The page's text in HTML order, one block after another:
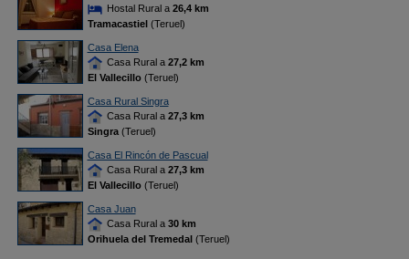
Hostal Rural a 26,4 km
Tramacastiel(Teruel)
Casa Elena
Casa Rural a 27,2 km
El Vallecillo(Teruel)
Casa Rural Singra
Casa Rural a 27,3 km
Singra(Teruel)
Casa El Rincón de Pascual
Casa Rural a 27,3 km
El Vallecillo(Teruel)
Casa Juan
Casa Rural a 30 km
Orihuela del Tremedal(Teruel)